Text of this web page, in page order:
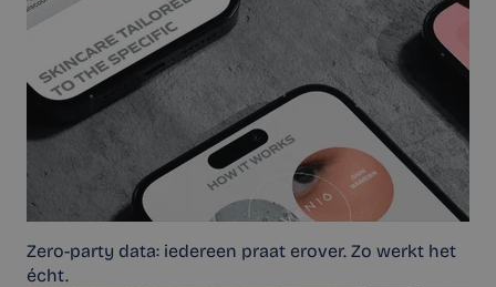
Zero-party data: iedereen praat erover. Zo werkt het
écht.